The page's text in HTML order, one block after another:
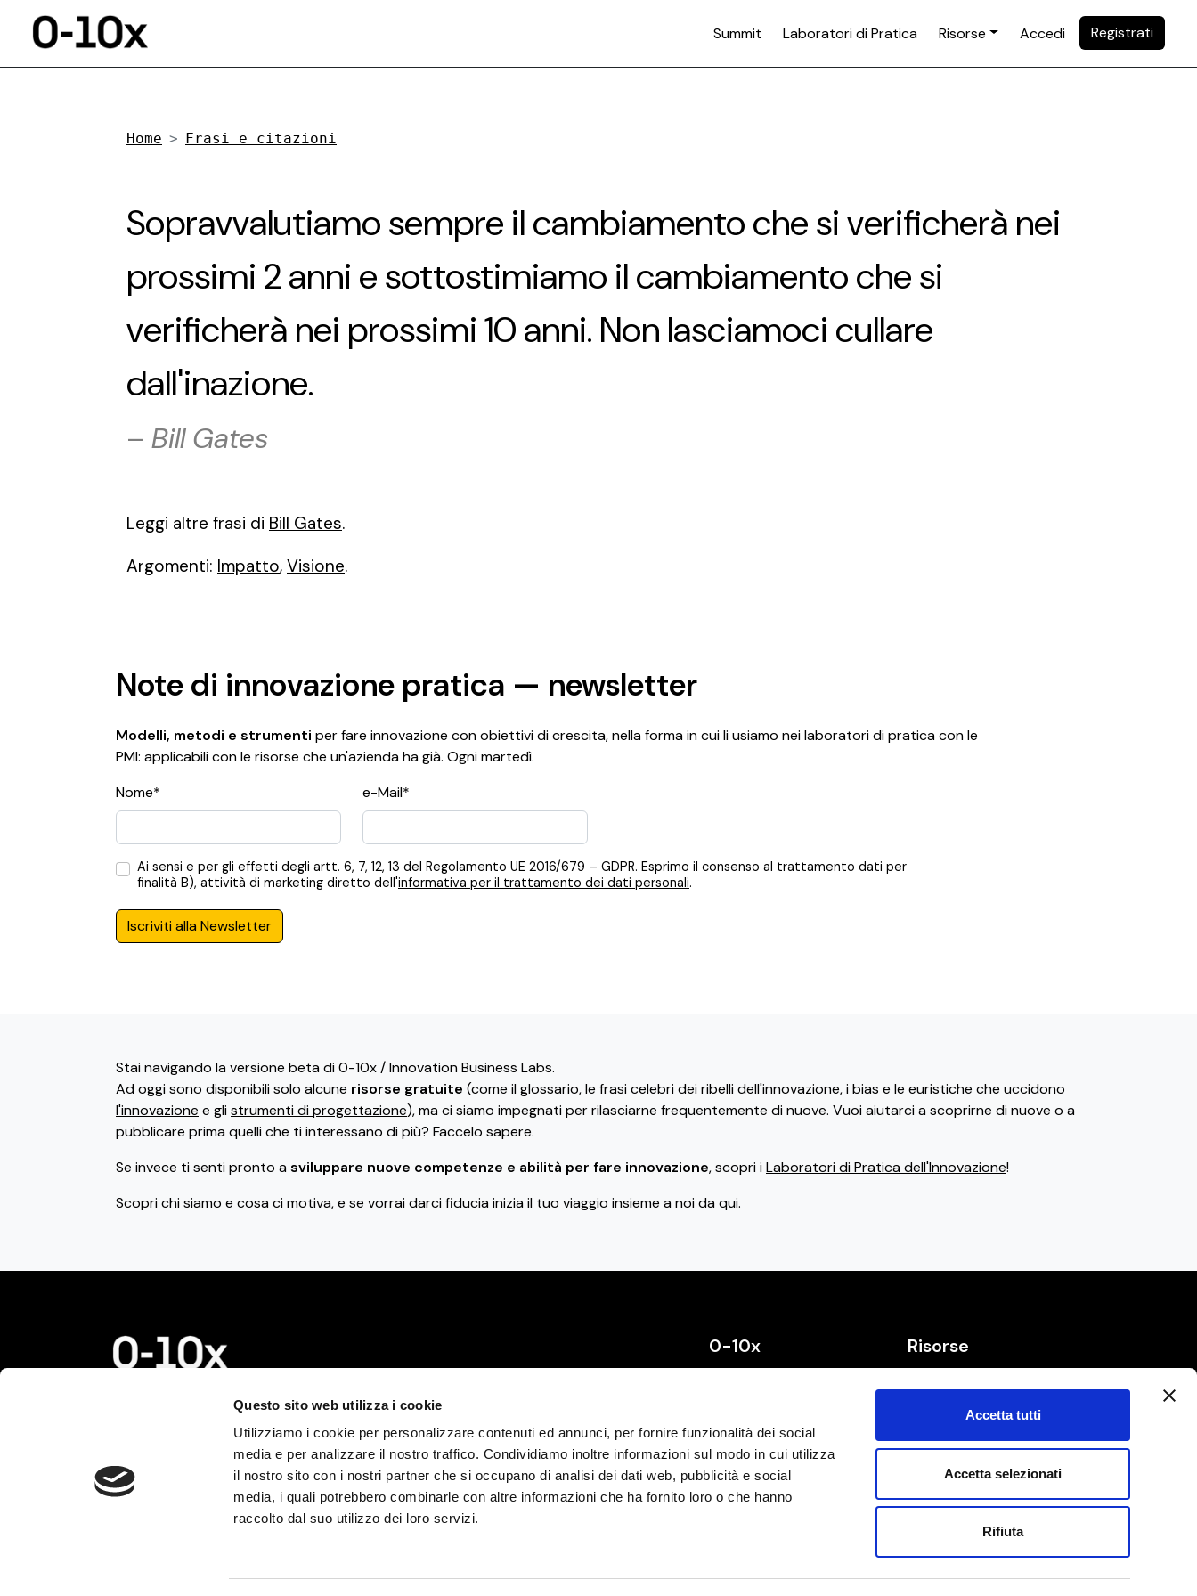
Questo sito web utilizza i cookie
Utilizziamo i cookie per personalizzare contenuti ed annunci, per fornire funzionalità dei social
media e per analizzare il nostro traffico. Condividiamo inoltre informazioni sul modo in cui utilizza
il nostro sito con i nostri partner che si occupano di analisi dei dati web, pubblicità e social
media, i quali potrebbero combinarle con altre informazioni che ha fornito loro o che hanno
raccolto dal suo utilizzo dei loro servizi.
Accetta tutti
Accetta selezionati
Rifiuta
Summit Laboratori di Pratica Risorse Accedi Registrati
Home Frasi e citazioni
Sopravvalutiamo sempre il cambiamento che si verificherà nei
prossimi 2 anni e sottostimiamo il cambiamento che si
verificherà nei prossimi 10 anni. Non lasciamoci cullare
dall'inazione.
– Bill Gates
Leggi altre frasi di Bill Gates.
Argomenti: Impatto, Visione.
Note di innovazione pratica — newsletter
Modelli, metodi e strumenti per fare innovazione con obiettivi di crescita, nella forma in cui li usiamo nei laboratori di pratica con le
PMI: applicabili con le risorse che un'azienda ha già. Ogni martedì.
Nome*
e-Mail*
Ai sensi e per gli effetti degli artt. 6, 7, 12, 13 del Regolamento UE 2016/679 – GDPR. Esprimo il consenso al trattamento dati per
finalità B), attività di marketing diretto dell'informativa per il trattamento dei dati personali.
Iscriviti alla Newsletter
Stai navigando la versione beta di 0-10x / Innovation Business Labs.
Ad oggi sono disponibili solo alcune risorse gratuite (come ilglossario, le frasi celebri dei ribelli dell'innovazione, ibias e le euristiche che uccidono
l'innovazione e glistrumenti di progettazione), ma ci siamo impegnati per rilasciarne frequentemente di nuove. Vuoi aiutarci a scoprirne di nuove o a
pubblicare prima quelli che ti interessano di più? Faccelo sapere.
Se invece ti senti pronto asviluppare nuove competenze e abilità per fare innovazione, scopri iLaboratori di Pratica dell'Innovazione!
Scoprichi siamo e cosa ci motiva, e se vorrai darci fiduciainizia il tuo viaggio insieme a noi da qui.
© 2026 0-10x S.r.l. Tutti i
P.IVA e C.F. IT13732220960
REA MI-2740135
Termini e condizioni
0-10x
Comincia da qui
Registrati
Accedi
Risorse
Bias ed Euristiche
Frasi e citazioni
Glossario dell'innovazione
Strumenti